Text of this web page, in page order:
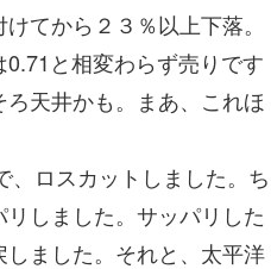
てから２３％以上下落。
と相変わらず売りです
天井かも。まあ、これほ
ロスカットしました。ち
しました。サッパリした
ました。それと、太平洋